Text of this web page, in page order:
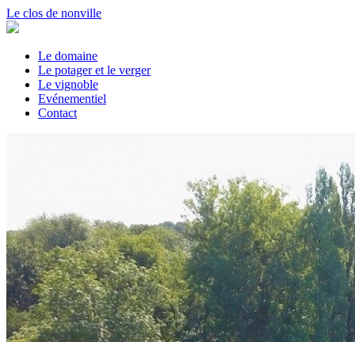
Le clos de nonville
Le domaine
Le potager et le verger
Le vignoble
Evénementiel
Contact